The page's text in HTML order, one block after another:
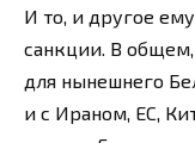
И то, и другое
санкции. В
для нынешнего
и с Ираном, ЕС,